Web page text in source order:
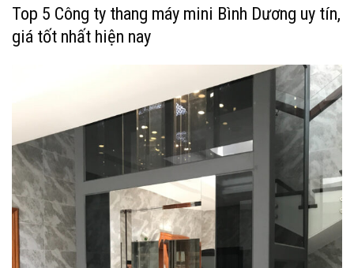
Top 5 Công ty thang máy mini Bình Dương uy tín,
giá tốt nhất hiện nay